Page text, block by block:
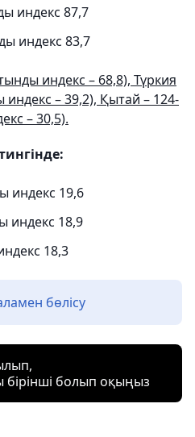
индекс 87,7
индекс 83,7
индекс – 68,8), Түркия
– 39,2), Қытай – 124-
– 30,5).
индекс 19,6
индекс 18,9
18,3
бөлісу
болып оқыңыз